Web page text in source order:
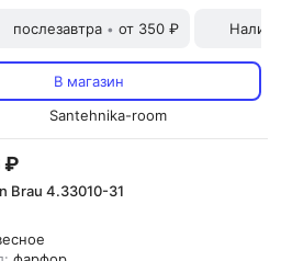
послезавтра • от 350 ₽
В магазин
Santehnika-room
₽
Brau 4.33010-31